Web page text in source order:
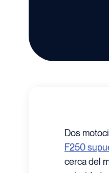
Dos
F250
cerca del